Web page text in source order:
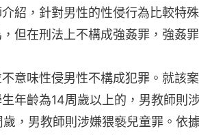
紹，針對男性的性侵行為比較特
但在刑法上不構成強姦罪，強姦
意味性侵男性不構成犯罪。就該
年齡為14周歲以上的，男教師則
，男教師則涉嫌猥褻兒童罪。依